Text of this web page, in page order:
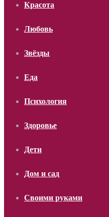
Красота
Любовь
Звёзды
Еда
Психология
Здоровье
Дети
Дом и сад
Своими руками